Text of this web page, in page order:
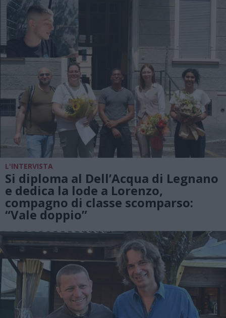
L'INTERVISTA
Si diploma al Dell’Acqua di Legnano
e dedica la lode a Lorenzo,
compagno di classe scomparso:
“Vale doppio”